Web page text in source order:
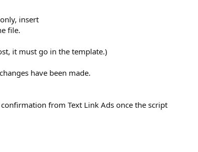
insert
file.
it must go in the template.)
have been made.
from Text Link Ads once the script